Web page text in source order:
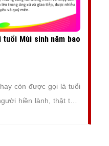
Mùi sinh năm bao
còn được gọi là tuổi
hiền lành, thật thà,